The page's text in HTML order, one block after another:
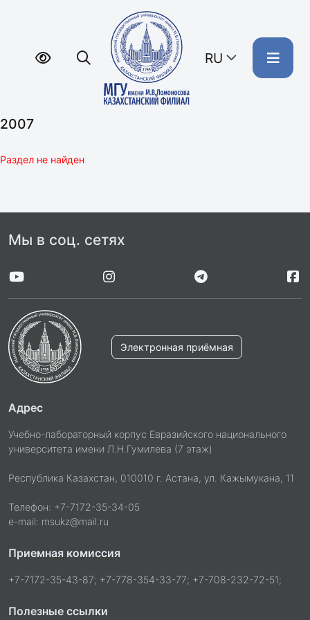
RU
2007
Раздел не найден
Мы в соц. сетях
Электронная приёмная
Адрес
Учебно-лабораторный корпус Евразийского национального
университета имени Л.Н.Гумилева (7 этаж)
Республика Казахстан, 010010 г. Астана, ул. Кажымукана, 11
Телефон: +7-7172-35-34-05
e-mail: msukz@mail.ru
Приемная комиссия
+7-7172-35-43-87; +7-778-354-33-77; +7-708-232-72-51;
Полезные ссылки